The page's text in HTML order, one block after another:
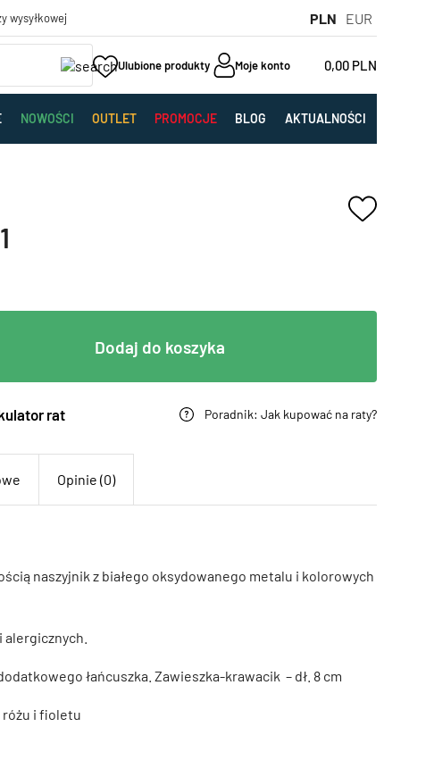
wysyłkowej PLN EUR
Ulubione produkty Moje konto 0,00 PLN
NOWOŚCI OUTLET PROMOCJE BLOG AKTUALNOŚCI
Dodaj do koszyka
rat Poradnik: Jak kupować na raty?
Opinie (0)
naszyjnik z białego oksydowanego metalu i kolorowych
łańcuszka. Zawieszka-krawacik – dł. 8 cm
różu i fioletu